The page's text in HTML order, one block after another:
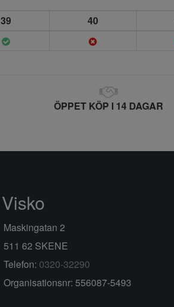
39 40
ÖPPET KÖP I 14 DAGAR
Visko
Maskingatan 2
511 62 SKENE
Telefon: 0320-32290
Organisationsnr: 556087-5493